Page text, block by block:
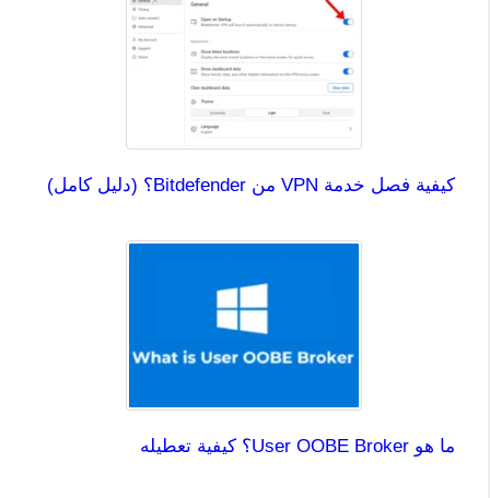
كيفية فصل خدمة VPN من Bitdefender؟ (دليل كامل)
ما هو User OOBE Broker؟ كيفية تعطيله